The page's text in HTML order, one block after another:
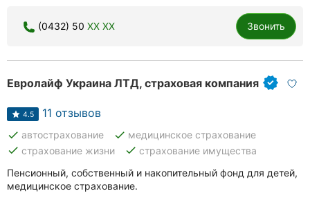
Винница
Житомир
Тернополь
Хмельницкий
Ровно
Одесса
(0432) 50 XX XX Звонить
Евролайф Украина ЛТД, страховая компания
4.5 11 отзывов
done автострахование done медицинское страхование
done страхование жизни done страхование имущества
Пенсионный, собственный и накопительный фонд для детей,
медицинское страхование.